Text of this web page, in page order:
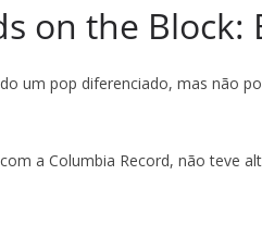
on the Block:
um pop diferenciado, mas não
a Columbia Record, não teve